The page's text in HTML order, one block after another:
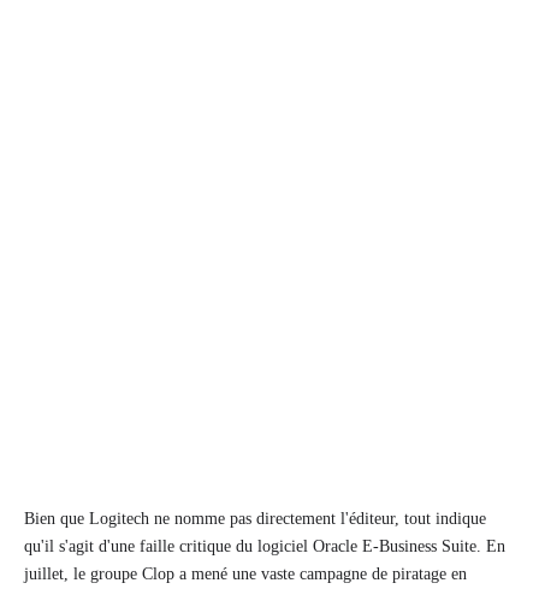
Bien que Logitech ne nomme pas directement l'éditeur, tout indique
qu'il s'agit d'une faille critique du logiciel Oracle E-Business Suite. En
juillet, le groupe Clop a mené une vaste campagne de piratage en